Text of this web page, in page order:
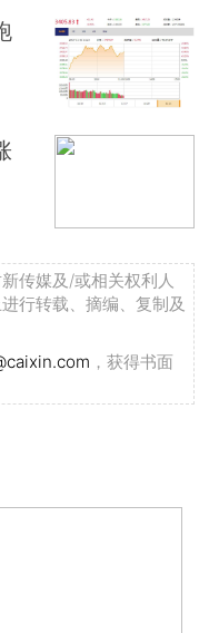
传媒及/或相关权利人
行转载、摘编、复制及
，获得书面